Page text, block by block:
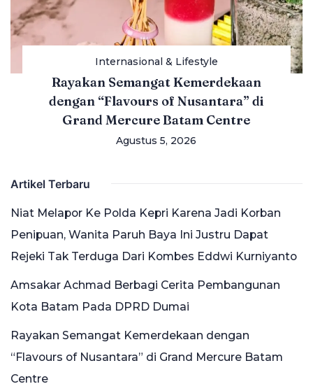
Internasional & Lifestyle
Rayakan Semangat Kemerdekaan
dengan “Flavours of Nusantara” di
Grand Mercure Batam Centre
Agustus 5, 2026
Artikel Terbaru
Niat Melapor Ke Polda Kepri Karena Jadi Korban
Penipuan, Wanita Paruh Baya Ini Justru Dapat
Rejeki Tak Terduga Dari Kombes Eddwi Kurniyanto
Amsakar Achmad Berbagi Cerita Pembangunan
Kota Batam Pada DPRD Dumai
Rayakan Semangat Kemerdekaan dengan
“Flavours of Nusantara” di Grand Mercure Batam
Centre